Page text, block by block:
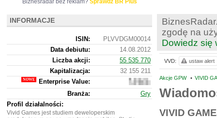
zgodę na
Dowiedz się
Akcje GPW • VIVID
VIVID
VVD: ustaw alert
Biznesradar bez reklam? Sprawdź BR Plus
INFORMACJE
ISIN:
PLVVDGM00014
Data debiutu:
14.08.2012
Liczba akcji:
55 535 770
Kapitalizacja:
32 155 211
Enterprise Value:
40
149 211
Branża:
Gry
Profil działalności:
Vivid Games jest studiem deweloperskim